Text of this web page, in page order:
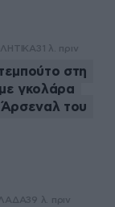
31 λ. πριν
στη
γκολάρα
του
39 λ. πριν